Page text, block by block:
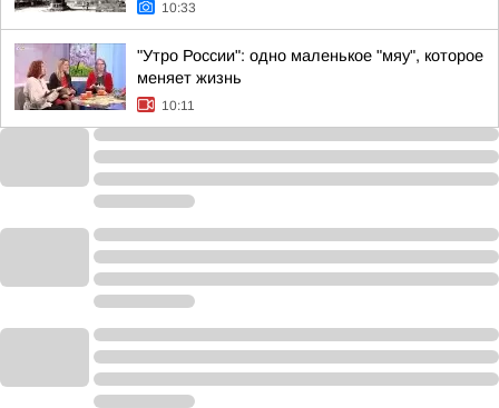
10:33
"Утро России": одно маленькое "мяу", которое
меняет жизнь
10:11